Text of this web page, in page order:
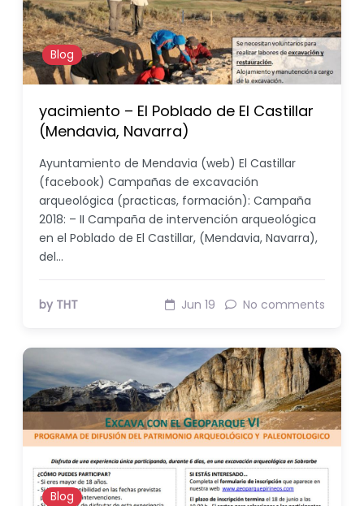
Blog
yacimiento – El Poblado de El Castillar
(Mendavia, Navarra)
Ayuntamiento de Mendavia (web) El Castillar
(facebook) Campañas de excavación
arqueológica (practicas, formación): Campaña
2018: – II Campaña de intervención arqueológica
en el Poblado de El Castillar, (Mendavia, Navarra),
del…
by THT Jun 19 No comments
Blog